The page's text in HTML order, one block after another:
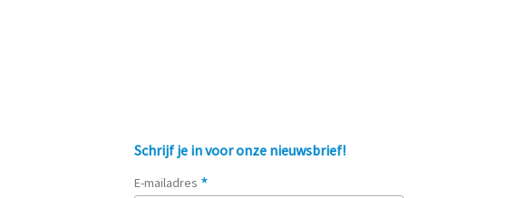
Schrijf je in voor onze nieuwsbrief!
E-mailadres *